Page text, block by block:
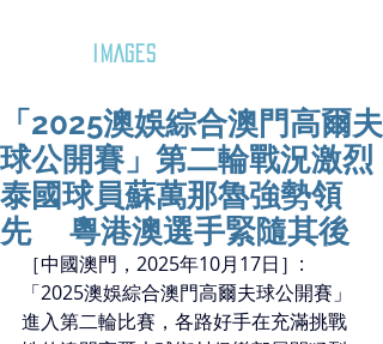
IMAGES
「2025澳娛綜合澳門高爾夫
球公開賽」第二輪戰況激烈
泰國球員蘇萬那魯強勢領
先 粵港澳選手緊隨其後
［中國澳門，2025年10月17日］:
「2025澳娛綜合澳門高爾夫球公開賽」
進入第二輪比賽，各路好手在充滿挑戰